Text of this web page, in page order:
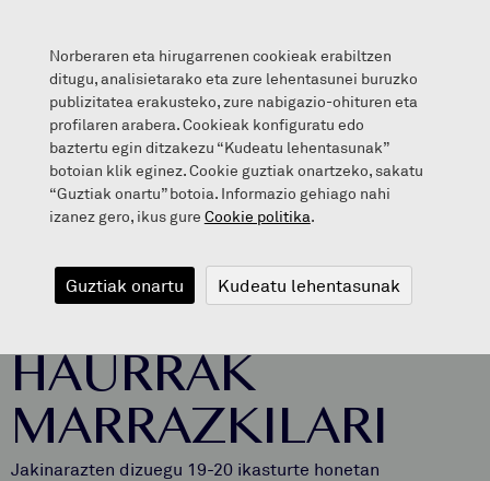
HAURRAK MARRAZKILARI
HAURRAK
MARRAZKILARI
Jakinarazten dizuegu 19-20 ikasturte honetan
Norberaren eta hirugarrenen cookieak erabiltzen
ditugu, analisietarako eta zure lehentasunei buruzko
publizitatea erakusteko, zure nabigazio-ohituren eta
profilaren arabera. Cookieak konfiguratu edo
baztertu egin ditzakezu “Kudeatu lehentasunak”
botoian klik eginez. Cookie guztiak onartzeko, sakatu
“Guztiak onartu” botoia. Informazio gehiago nahi
izanez gero, ikus gure Cookie politika.
Guztiak onartu Kudeatu lehentasunak